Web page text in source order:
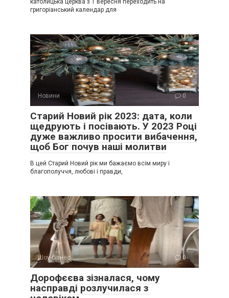
католицька церква з 1 вересня переходить на
григоріанський календар для
Новини 0
Старий Новий рік 2023: дата, коли
щедрують і посівають. У 2023 Році
дуже важливо просити вибачення,
щоб Бог почув наші молитви
В цей Старий Новий рік ми бажаємо всім миру і
благополуччя, любові і правди,
Шоу-бізнес 0
Дорофєєва зізналася, чому
насправді розлучилася з